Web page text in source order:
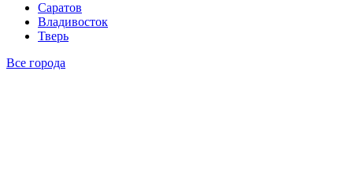
Саратов
Владивосток
Тверь
Все города